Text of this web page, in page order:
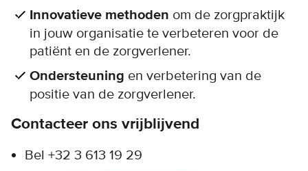
Innovatieve methoden om de zorgpraktijk
in jouw organisatie te verbeteren voor de
patiënt en de zorgverlener.
Ondersteuning en verbetering van de
positie van de zorgverlener.
Contacteer ons vrijblijvend
Bel +32 3 613 19 29